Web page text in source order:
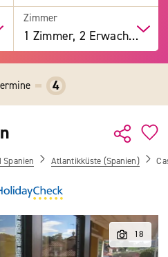
Zimmer
1 Zimmer, 2 Erwachsene
4
Spanien Atlantikküste (Spanien)